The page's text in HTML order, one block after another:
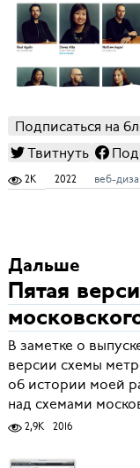
Подписаться на
Твитнуть
2K 2022 веб-
Дальше
Пятая
В заметке о
версии схемы
об истории моей
над схемами
2,9K 2016